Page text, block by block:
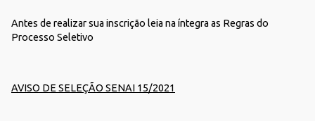
Antes de realizar sua inscrição leia na íntegra as Regras do
Processo Seletivo
AVISO DE SELEÇÃO SENAI 15/2021